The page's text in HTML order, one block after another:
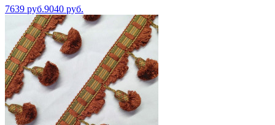
7639 руб.9040 руб.